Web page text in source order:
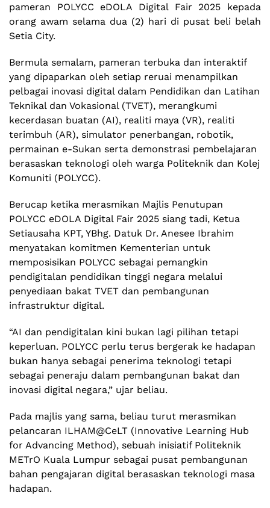
pameran POLYCC eDOLA Digital Fair 2025 kepada
orang awam selama dua (2) hari di pusat beli belah
Setia City.
Bermula semalam, pameran terbuka dan interaktif
yang dipaparkan oleh setiap reruai menampilkan
pelbagai inovasi digital dalam Pendidikan dan Latihan
Teknikal dan Vokasional (TVET), merangkumi
kecerdasan buatan (AI), realiti maya (VR), realiti
terimbuh (AR), simulator penerbangan, robotik,
permainan e-Sukan serta demonstrasi pembelajaran
berasaskan teknologi oleh warga Politeknik dan Kolej
Komuniti (POLYCC).
Berucap ketika merasmikan Majlis Penutupan
POLYCC eDOLA Digital Fair 2025 siang tadi, Ketua
Setiausaha KPT, YBhg. Datuk Dr. Anesee Ibrahim
menyatakan komitmen Kementerian untuk
memposisikan POLYCC sebagai pemangkin
pendigitalan pendidikan tinggi negara melalui
penyediaan bakat TVET dan pembangunan
infrastruktur digital.
“AI dan pendigitalan kini bukan lagi pilihan tetapi
keperluan. POLYCC perlu terus bergerak ke hadapan
bukan hanya sebagai penerima teknologi tetapi
sebagai peneraju dalam pembangunan bakat dan
inovasi digital negara,” ujar beliau.
Pada majlis yang sama, beliau turut merasmikan
pelancaran ILHAM@CeLT (Innovative Learning Hub
for Advancing Method), sebuah inisiatif Politeknik
METrO Kuala Lumpur sebagai pusat pembangunan
bahan pengajaran digital berasaskan teknologi masa
hadapan.